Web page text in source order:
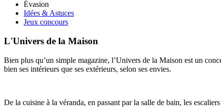
Évasion
Idées & Astuces
Jeux concours
L'Univers de la Maison
Bien plus qu’un simple magazine, l’Univers de la Maison est un
bien ses intérieurs que ses extérieurs, selon ses envies.
De la cuisine à la véranda, en passant par la salle de bain, les